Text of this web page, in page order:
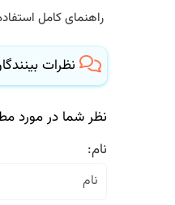
راهنمای کامل
نظرات
نظر شما در مورد
نام: